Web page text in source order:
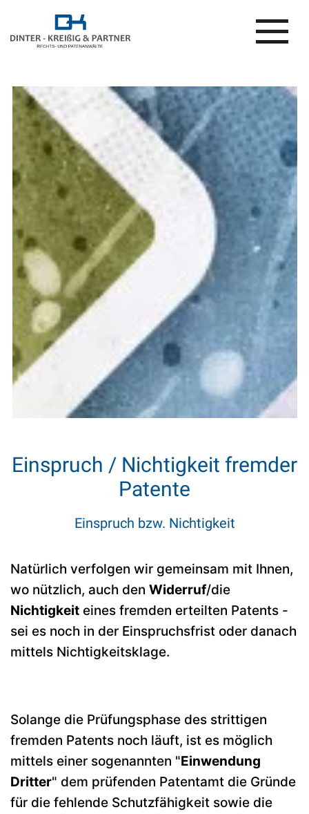
Einspruch / Nichtigkeit fremder
Patente
Einspruch bzw. Nichtigkeit
Natürlich verfolgen wir gemeinsam mit Ihnen,
wo nützlich, auch den Widerruf/die
Nichtigkeit eines fremden erteilten Patents -
sei es noch in der Einspruchsfrist oder danach
mittels Nichtigkeitsklage.
Solange die Prüfungsphase des strittigen
fremden Patents noch läuft, ist es möglich
mittels einer sogenannten "Einwendung
Dritter" dem prüfenden Patentamt die Gründe
für die fehlende Schutzfähigkeit sowie die